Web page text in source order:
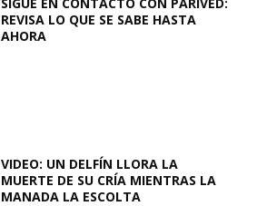
REVISA LO QUE SE SABE HASTA
AHORA
VIDEO: UN DELFÍN LLORA LA
MUERTE DE SU CRÍA MIENTRAS LA
MANADA LA ESCOLTA